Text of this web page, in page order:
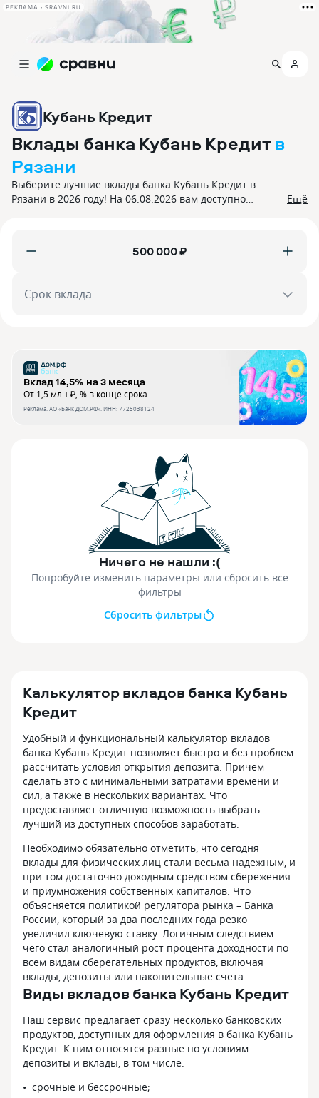
РЕКЛАМА • SRAVNI.RU
Кубань Кредит
Вклады банка Кубань Кредитв
Рязани
Выберите лучшие вклады банка Кубань Кредит в
Рязани в 2026 году! На 06.08.2026 вам доступно
Ещё
₽
Срок вклада
Вклад 14,5% на 3 месяца
От 1,5 млн ₽, % в конце срока
Реклама. АО «Банк ДОМ.РФ». ИНН: 7725038124
Ничего не нашли :(
Попробуйте изменить параметры или сбросить все
фильтры
Сбросить фильтры
Калькулятор вкладов банка Кубань
Кредит
Удобный и функциональный калькулятор вкладов
банка Кубань Кредит позволяет быстро и без проблем
рассчитать условия открытия депозита. Причем
сделать это с минимальными затратами времени и
сил, а также в нескольких вариантах. Что
предоставляет отличную возможность выбрать
лучший из доступных способов заработать.
Необходимо обязательно отметить, что сегодня
вклады для физических лиц стали весьма надежным, и
при том достаточно доходным средством сбережения
и приумножения собственных капиталов. Что
объясняется политикой регулятора рынка – Банка
России, который за два последних года резко
увеличил ключевую ставку. Логичным следствием
чего стал аналогичный рост процента доходности по
всем видам сберегательных продуктов, включая
вклады, депозиты или накопительные счета.
Виды вкладов банка Кубань Кредит
Наш сервис предлагает сразу несколько банковских
продуктов, доступных для оформления в банка Кубань
Кредит. К ним относятся разные по условиям
депозиты и вклады, в том числе:
срочные и бессрочные;